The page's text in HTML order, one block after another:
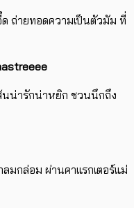
ถ่ายทอดความเป็นตัวมัม ที่
นน่ารักน่าหยิก ชวนนึกถึง
มกล่อม ผ่านคาแรกเตอร์แม่